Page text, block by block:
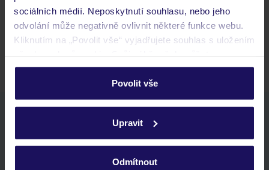
sociálních médií. Neposkytnutí souhlasu, nebo jeho
odvolání může negativně ovlivnit některé funkce webu.
Kliknutím na „Povolit vše“ vyjadřujete souhlas s uložením
personalizovat v sekci „Personalizace“.
Podrobné informace o souborech cookie naleznete v
ochrany osobních údajů.
Povolit vše
Upravit
Odmítnout
Kam jít po přistání a vyzvednutí zavazadel?
Zobrazit další
rychlé vyhledávání a prohlížení nabídek
seznam oblíbených nabídek a možnost jejich sdílení
historie vyhledávání a naposledy zobrazené nabídky